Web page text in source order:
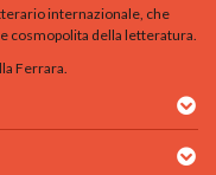
internazionale, che
cosmopolita della letteratura.
Ferrara.